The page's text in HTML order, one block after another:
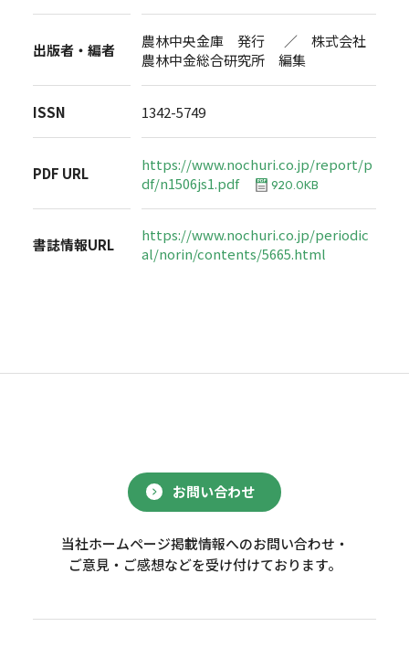
出版者・編者
農林中央金庫 発行 ／ 株式会社
農林中金総合研究所 編集
ISSN 1342-5749
PDF URL
https://www.nochuri.co.jp/report/p
df/n1506js1.pdf
920.0KB
書誌情報URL
https://www.nochuri.co.jp/periodic
al/norin/contents/5665.html
お問い合わせ
当社ホームページ掲載情報へのお問い合わせ・
ご意見・ご感想などを受け付けております。